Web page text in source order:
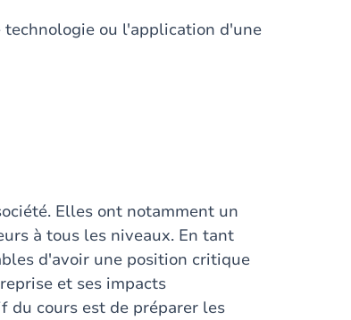
technologie ou l'application d'une
Elles ont notamment un
à tous les niveaux. En tant
d'avoir une position critique
et ses impacts
du cours est de préparer les